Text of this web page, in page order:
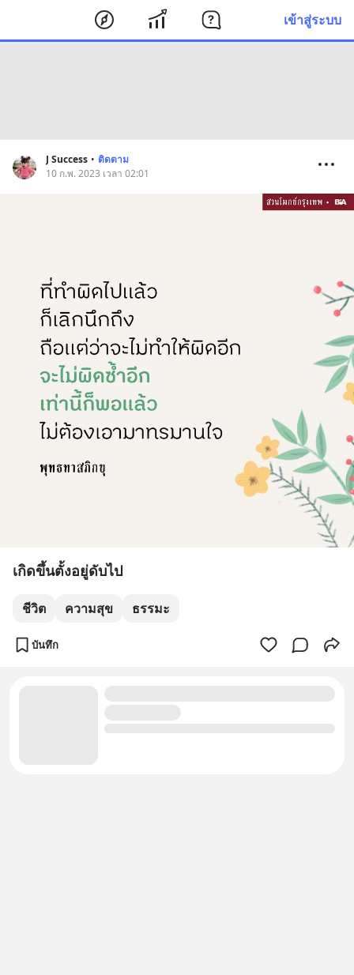
เข้าสู่ระบบ
J Success • ติดตาม
10 ก.พ. 2023 เวลา 02:01
เกิดขึ้นตั้งอยู่ดับไป
ชีวิต ความสุข ธรรมะ
บันทึก